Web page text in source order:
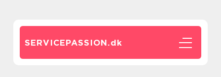
SERVICEPASSION.dk